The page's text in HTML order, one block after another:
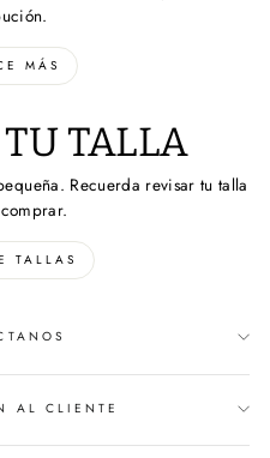
MÁS
TALLA
Recuerda revisar tu talla
TALLAS
AL CLIENTE